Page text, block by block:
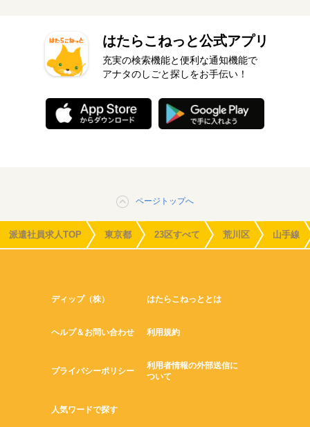
はたらこねっと公式アプリ
充実の検索機能と便利な通知機能で
アナタのしごと探しをお手伝い！
ページトップへ
派遣社員求人TOP 東京都 23区すべて 荒川区 山手線
ディップ（株） はたらこねっととは
ヘルプ＆お問い合わせ 利用規約
プライバシーポリシー
利用者情報の外部送信に
ついて
人気ワードで探す